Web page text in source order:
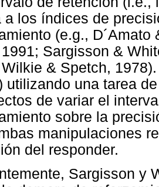
a los índices de
(e.g.,
Sargisson &
& Spetch,
utilizando una tarea
de variar el
sobre la
manipulaciones
del responder.
Sargisson y